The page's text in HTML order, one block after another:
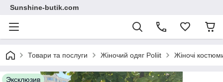
Sunshine-butik.com
Товари та послуги Жіночий одяг Poliit Жіночі
Эксклюзив